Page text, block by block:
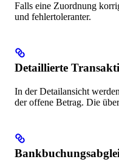
Falls eine Zuordnung
und fehlertoleranter.
Detaillierte
In der Detailansicht
der offene Betrag. Die